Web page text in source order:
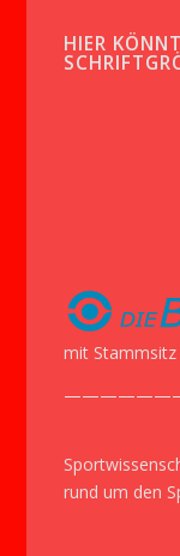
HIER
mit
rund um den